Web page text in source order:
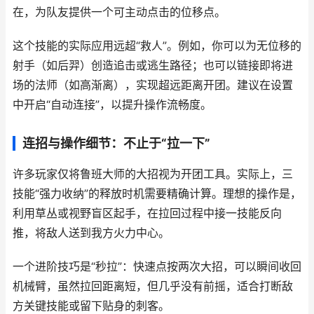
在，为队友提供一个可主动点击的位移点。
这个技能的实际应用远超“救人”。例如，你可以为无位移的
射手（如后羿）创造追击或逃生路径；也可以链接即将进
场的法师（如高渐离），实现超远距离开团。建议在设置
中开启“自动连接”，以提升操作流畅度。
连招与操作细节：不止于“拉一下”
许多玩家仅将鲁班大师的大招视为开团工具。实际上，三
技能“强力收纳”的释放时机需要精确计算。理想的操作是，
利用草丛或视野盲区起手，在拉回过程中接一技能反向
推，将敌人送到我方火力中心。
一个进阶技巧是“秒拉”：快速点按两次大招，可以瞬间收回
机械臂，虽然拉回距离短，但几乎没有前摇，适合打断敌
方关键技能或留下贴身的刺客。